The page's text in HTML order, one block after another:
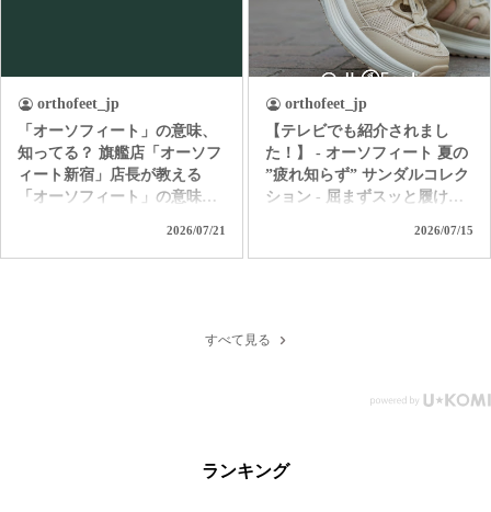
orthofeet_jp
「オーソフィート」の意味、
知ってる？ 旗艦店「オーソフ
ィート新宿」店長が教える
「オーソフィート」の意味。
体工学」をバックグラウンド
阪急 オーソフィート鶴屋百貨
2026/07/21
orthofeet_jp
【テレビでも紹介されまし
た！】 - オーソフィート 夏の
”疲れ知らず” サンダルコレク
ション - 屈まずスッと履け
をサポート。 汗ばむ季節も1
元を守り、クッション性の高
分好みにカスタムできるパー
で水辺もOKな「カリプソ」
＆「ネプチューン」など、あ
2026/07/15
すべて見る
ランキング